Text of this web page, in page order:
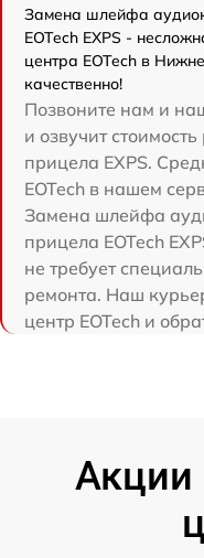
Замена шлейфа
EOTech EXPS -
центра EOTech в
качественно!
Позвоните нам и
и озвучит
прицела EXPS.
EOTech в нашем
Замена шлейфа
прицела EOTech
не требует
ремонта. Наш
центр EOTech и
Акции